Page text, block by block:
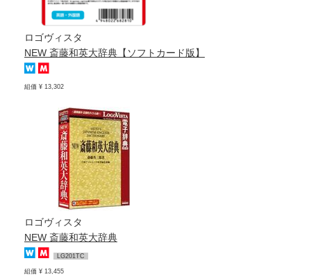
ロゴヴィスタ
NEW 斎藤和英大辞典【ソフトカード版】
組価 ¥ 13,302
ロゴヴィスタ
NEW 斎藤和英大辞典
LG201TC
組価 ¥ 13,455